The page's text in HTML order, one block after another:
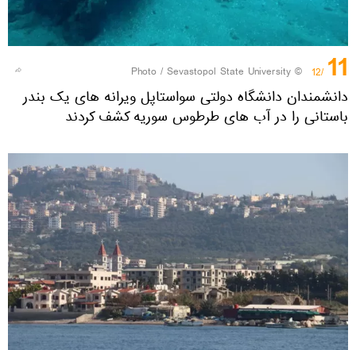
11
/12
© Photo /
Sevastopol State University
دانشمندان دانشگاه دولتی سواستاپل ویرانه های یک بندر
باستانی را در آب های طرطوس سوریه کشف کردند